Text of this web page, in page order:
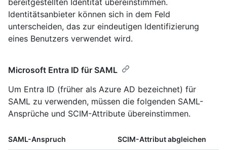
bereitgestellten Identität übereinstimmen.
Identitätsanbieter können sich in dem Feld
unterscheiden, das zur eindeutigen Identifizierung
eines Benutzers verwendet wird.
Microsoft Entra ID für SAML
Um Entra ID (früher als Azure AD bezeichnet) für
SAML zu verwenden, müssen die folgenden SAML-
Ansprüche und SCIM-Attribute übereinstimmen.
SAML-Anspruch SCIM-Attribut abgleichen